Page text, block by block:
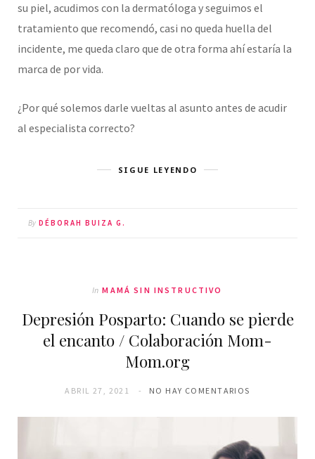
su piel, acudimos con la dermatóloga y seguimos el
tratamiento que recomendó, casi no queda huella del
incidente, me queda claro que de otra forma ahí estaría la
marca de por vida.
¿Por qué solemos darle vueltas al asunto antes de acudir
al especialista correcto?
SIGUE LEYENDO
By DÉBORAH BUIZA G.
In MAMÁ SIN INSTRUCTIVO
Depresión Posparto: Cuando se pierde
el encanto / Colaboración Mom-
Mom.org
ABRIL 27, 2021 NO HAY COMENTARIOS